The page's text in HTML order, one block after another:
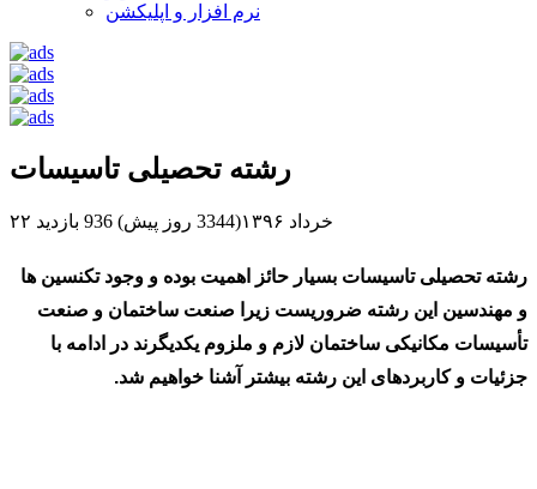
نرم افزار و اپلیکشن
رشته تحصیلی تاسیسات
۲۲ خرداد ۱۳۹۶(3344 روز پیش) 936 بازدید
رشته تحصیلی تاسیسات بسیار حائز اهمیت بوده و وجود تکنسین ها
و مهندسین این رشته ضروریست زیرا صنعت ساختمان و صنعت
تأسیسات مکانیکی ساختمان لازم و ملزوم یکدیگرند در ادامه با
جزئیات و کاربردهای این رشته بیشتر آشنا خواهیم شد.